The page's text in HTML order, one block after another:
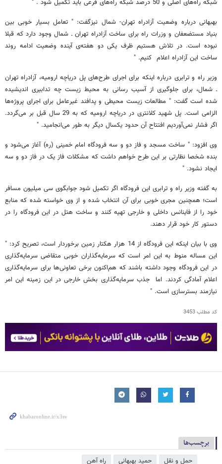
شبکه راه‌های اصلی و 50 درصد شبکه راه‌های فرعی باید تکمیل شود . "
بهبهانی درباره وضعیت آزادراه تهران- شمال نیزگفت: " تعامل بسیار خوبی بین
بنیاد مستضعفان و وزرات راه برای ساخت آزادراه تهران ـ شمال وجود دارد که قبلا
نبوده است. در تلاش هستیم ظرف یکی دو هفته‌ی آینده وضعیت ادامه روند
ساخت این آزادراه اعلام کنیم. "
وزیر راه و ترابری درباره اینکه برای اجرای طرح‌های پل دریاچه ارومیه، آزادراه تهران
ـ شمال، برای جلوگیری از آسیب رسانی به محیط زیست چه تدابیری اندیشیده
شده است گفت: " مطالعات زیست محیطی و پدافند غیرعامل برای اجرای پروژه‌ها
الزامی است. پل شهید کلانتری در دریاچه ارومیه که به 29 سال قبل بر می‌گردد.
اگر فشار نمی‌آوردیم افتتاح آن حدود یکسال دیگر به طور می‌انجامید. "
وی افزود: " ساخت مسجد و فاز دو و سه فرودگاه امام خمینی (ره) آغاز می‌شود و
بنده شخصا نظارتی بر این طرح خواهم داشت که مشکلات فاز یک در فاز دو و سه
ایجاد نشود. "
به گفته وزیر راه و ترابری این فرودگاه اگر تکمیل شود جوابگوی سی میلیون مسافر
است؛ همچنین مجری خوبی برای آن انتخاب شده و از وی خواسته شده که منابع
خود را از فاینانس داخلی و خارجی تهیه کنند و ساخت هتل در این فرودگاه را در
دستور کار خود قرار دهند.
وی با بیان اینکه این فرودگاه از 14 هزار هکتار زمین برخوردار است، تصریح کرد: "
این مساله منوط به این امر است که سرمایه‌گذاران خوبی متقاضی سرمایه‌گذاری
در این فرودگاه وجود داشته باشند که هم‌اکنون برخی تعاونی‌ها برای سرمایه‌گذاری
اعلام آمادگی کردند. اما جذب سرمایه‌گذاری بخش خارجی در این زمینه این امر
نیازمند بسترسازی است. "
کد مطلب3453
برچسب‌ها
حمل و نقل حمید بهبهانی راه آهن